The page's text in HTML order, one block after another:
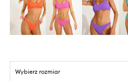
Wybierz rozmiar